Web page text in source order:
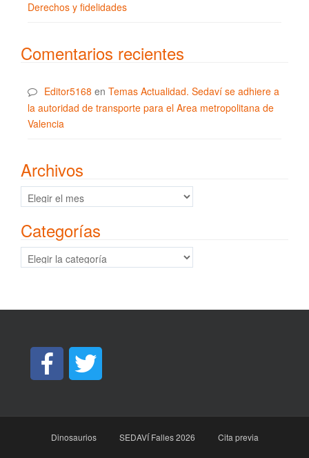
Derechos y fidelidades
Comentarios recientes
Editor5168 en Temas Actualidad. Sedaví se adhiere a
la autoridad de transporte para el Area metropolitana de
Valencia
Archivos
Archivos
Categorías
Categorías
Dinosaurios SEDAVÍ Falles 2026 Cita previa